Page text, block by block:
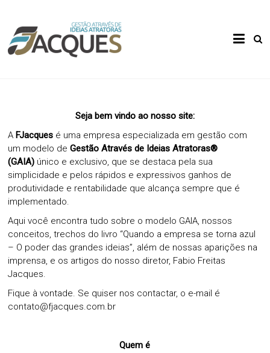
content
FJacques
Através
de Ideias
Atratoras
Seja bem vindo ao nosso site:
AFJacques é uma empresa especializada em gestão com
um modelo deGestão Através de Ideias Atratoras®
(GAIA) único e exclusivo, que se destaca pela sua
simplicidade e pelos rápidos e expressivos ganhos de
produtividade e rentabilidade que alcança sempre que é
implementado.
Aqui você encontra tudo sobre o modelo GAIA, nossos
conceitos, trechos do livro “Quando a empresa se torna azul
– O poder das grandes ideias”, além de nossas aparições na
imprensa, e os artigos do nosso diretor, Fabio Freitas
Jacques.
Fique à vontade. Se quiser nos contactar, o e-mail é
contato@fjacques.com.br
Quem é